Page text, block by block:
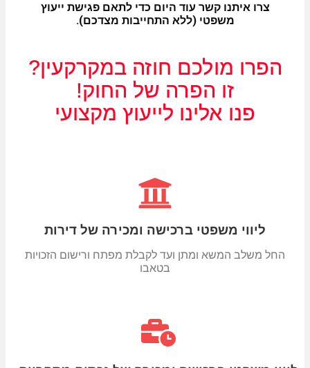
צרו איתנו קשר עוד היום כדי לתאם פגישת ייעוץ
משפטי (ללא התחייבות מצדכם).
הפרו מולכם חוזה במקרקעין?
זו הפרה של החוק!
פנו אלינו לייעוץ מקצועי
ליווי משפטי ברכישה ומכירה של דירות
החל משלב המשא ומתן ועד לקבלת מפתח ורישום הזכויות
בטאבו